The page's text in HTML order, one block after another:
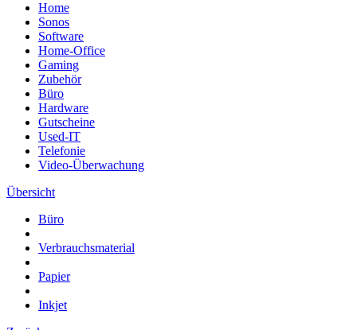
Home
Sonos
Software
Home-Office
Gaming
Zubehör
Büro
Hardware
Gutscheine
Used-IT
Telefonie
Video-Überwachung
Übersicht
Büro
Verbrauchsmaterial
Papier
Inkjet